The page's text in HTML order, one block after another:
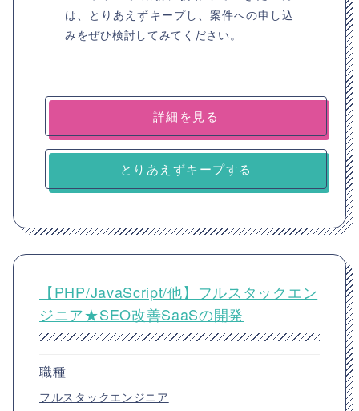
は、とりあえずキープし、案件への申し込
みをぜひ検討してみてください。
詳細を見る
とりあえずキープする
【PHP/JavaScript/他】フルスタックエン
ジニア★SEO改善SaaSの開発
職種
フルスタックエンジニア